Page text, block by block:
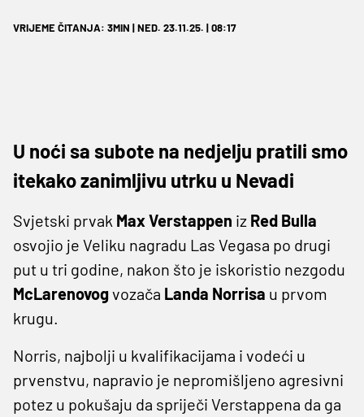
VRIJEME ČITANJA: 3MIN | NED. 23.11.25. | 08:17
U noći sa subote na nedjelju pratili smo
itekako zanimljivu utrku u Nevadi
Svjetski prvak Max Verstappen iz Red Bulla
osvojio je Veliku nagradu Las Vegasa po drugi
put u tri godine, nakon što je iskoristio nezgodu
McLarenovogvozača Landa Norrisa u prvom
krugu.
Norris, najbolji u kvalifikacijama i vodeći u
prvenstvu, napravio je nepromišljeno agresivni
potez u pokušaju da spriječi Verstappena da ga